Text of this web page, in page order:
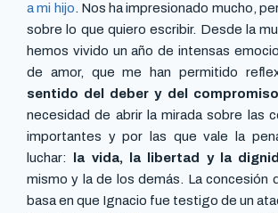
a mi hijo . Nos ha impresionado mucho,
sobre lo que quiero escribir. Desde la
hemos vivido un año de intensas
de amor, que me han permitido
sentido del deber y del compromiso
necesidad de abrir la mirada sobre las
importantes y por las que vale la
luchar:
la vida, la libertad y la
mismo y la de los demás. La concesión
basa en que Ignacio fue testigo de un